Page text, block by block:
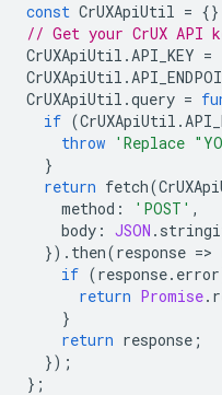
const CrUXApiUtil =
// Get your CrUX
CrUXApiUtil .API_KEY =
CrUXApiUtil .
CrUXApiUtil .query =
if (CrUXApiUtil .
throw 'Replace
}
return fetch(
method : 'POST' ,
body : JSON .
}). then(response =>
if (response. error
return Promise.
}
return response ;
});
};